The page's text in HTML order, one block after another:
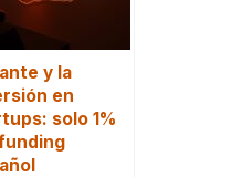
y la
en
solo 1%